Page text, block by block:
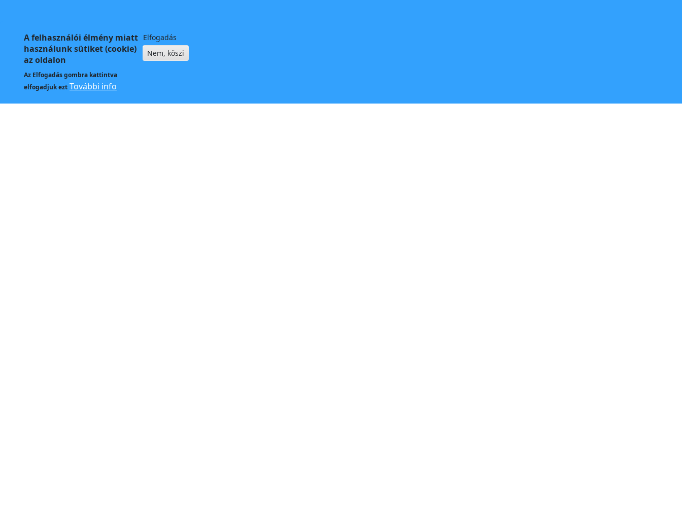
A felhasználói élmény miatt
használunk sütiket (cookie)
az oldalon
Az Elfogadásgombra kattintva
elfogadjuk ezt További info
Elfogadás
Nem, köszi